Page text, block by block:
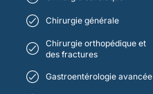
Chirurgie générale
Chirurgie orthopédique et
des fractures
Gastroentérologie avancée